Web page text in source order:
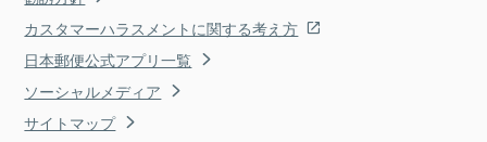
カスタマーハラスメントに関する考え方
日本郵便公式アプリ一覧
ソーシャルメディア
サイトマップ